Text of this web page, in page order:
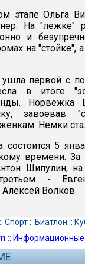
этапе Ольга
На "лежке"
и
на "стойке",
первой с
в итоге
Норвежка
завоевав
Немки
состоится 5
времени.
Шипулин,
-
Волков.
:: Спорт:: Биатлон ::
:: Информационные